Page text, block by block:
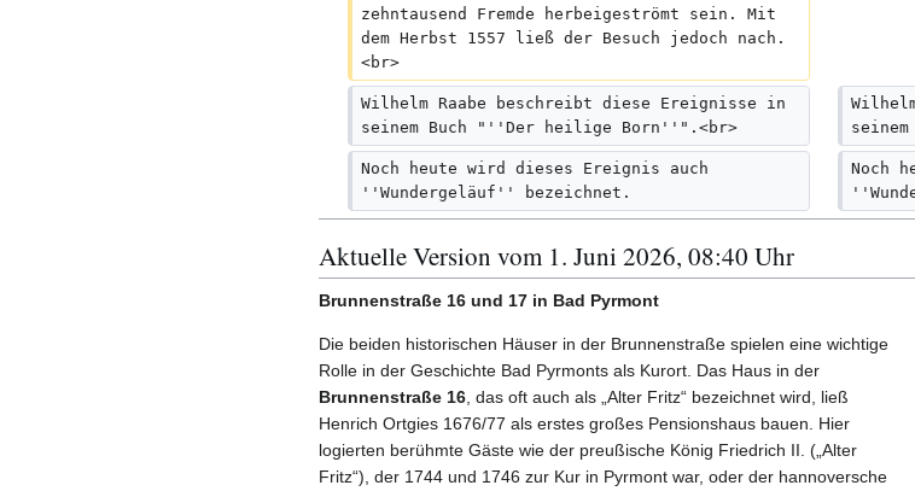
zehntausend Fremde herbeigeströmt sein. Mit
dem Herbst 1557 ließ der Besuch jedoch nach.
<br>
Wilhelm Raabe beschreibt diese Ereignisse in
seinem Buch "''Der heilige Born''".<br>
Noch heute wird dieses Ereignis auch
''Wundergeläuf'' bezeichnet.
Noch
Aktuelle Version vom 1. Juni 2026, 08:40 Uhr
Brunnenstraße 16 und 17 in Bad Pyrmont
Die beiden historischen Häuser in der Brunnenstraße spielen eine wichtige
Rolle in der Geschichte Bad Pyrmonts als Kurort. Das Haus in der
Brunnenstraße 16 , das oft auch als „Alter Fritz“ bezeichnet wird, ließ
Henrich Ortgies 1676/77 als erstes großes Pensionshaus bauen. Hier
logierten berühmte Gäste wie der preußische König Friedrich II. („Alter
Fritz“), der 1744 und 1746 zur Kur in Pyrmont war, oder der hannoversche